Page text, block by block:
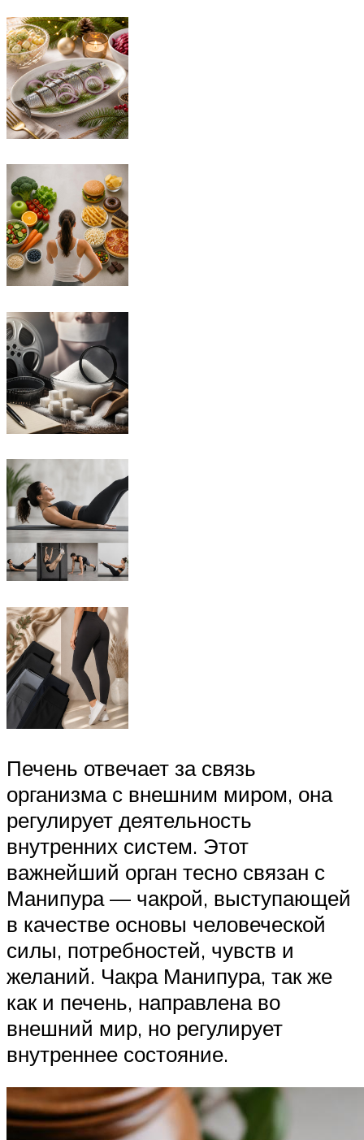
Печень отвечает за связь
организма с внешним миром, она
регулирует деятельность
внутренних систем. Этот
важнейший орган тесно связан с
Манипура — чакрой, выступающей
в качестве основы человеческой
силы, потребностей, чувств и
желаний. Чакра Манипура, так же
как и печень, направлена во
внешний мир, но регулирует
внутреннее состояние.